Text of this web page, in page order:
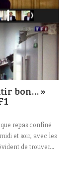
bon… »
repas confiné
et soir, avec les
de trouver...